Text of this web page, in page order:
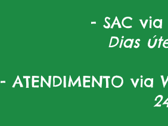
- SAC via
Dias
- ATENDIMENTO via